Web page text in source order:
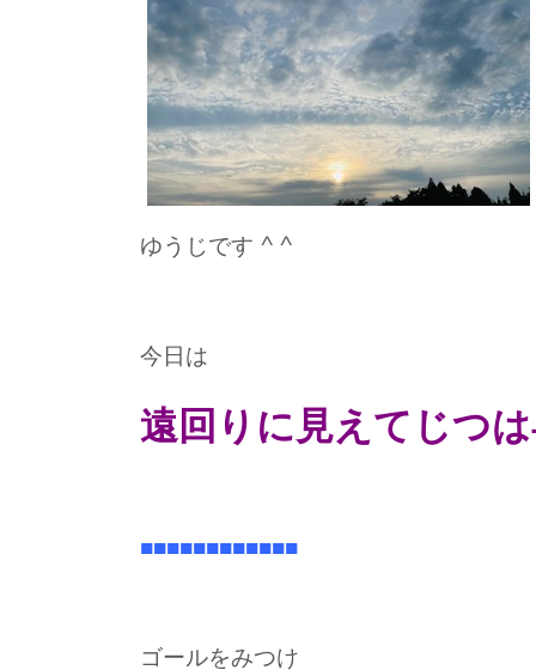
ゆうじです ^ ^
今日は
遠回りに見えてじつ
■■■■■■■■■■■■
ゴールをみつけ